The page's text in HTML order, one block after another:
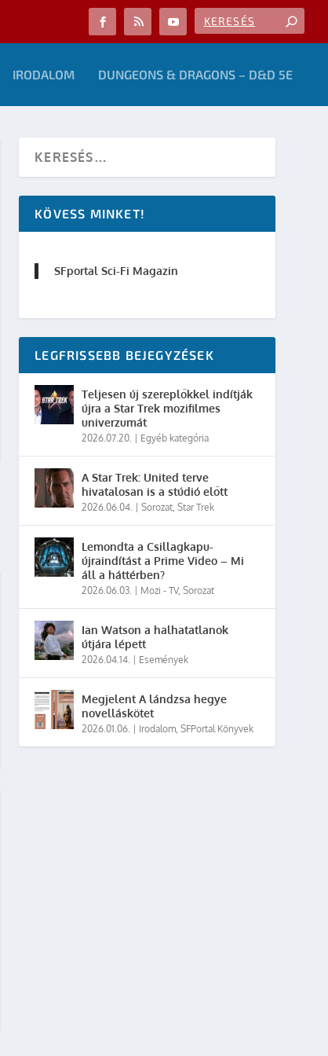
IRODALOM DUNGEONS & DRAGONS – D&D 5E
KÖVESS MINKET!
SFportal Sci-Fi Magazin
LEGFRISSEBB BEJEGYZÉSEK
Teljesen új szereplőkkel indítják
újra a Star Trek mozifilmes
univerzumát
2026.07.20. Egyéb kategória
A Star Trek: United terve
hivatalosan is a stúdió előtt
2026.06.04. |Sorozat,Star Trek
Lemondta a Csillagkapu-
újraindítást a Prime Video – Mi
áll a háttérben?
2026.06.03. Mozi - TV,Sorozat
Ian Watson a halhatatlanok
útjára lépett
2026.04.14. Események
Megjelent A lándzsa hegye
novelláskötet
2026.01.06. Irodalom,SFPortal Könyvek